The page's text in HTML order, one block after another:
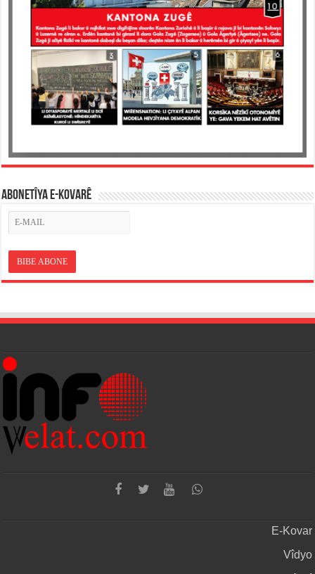
ABONETÎYA E-KOVARÊ
E-Kovar
Vîdyo